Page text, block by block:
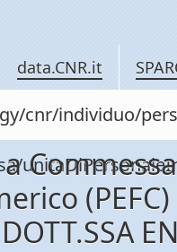
data.CNR.it
cnr/individuo/